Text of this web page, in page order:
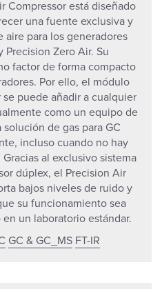
Compressor está diseñado
una fuente exclusiva y
para los generadores
Precision Zero Air. Su
factor de forma compacto
Por ello, el módulo
puede añadir a cualquier
como un equipo de
de gas para GC
incluso cuando no hay
al exclusivo sistema
dúplex, el Precision Air
bajos niveles de ruido y
su funcionamiento sea
un laboratorio estándar.
GC & GC_MS FT-IR